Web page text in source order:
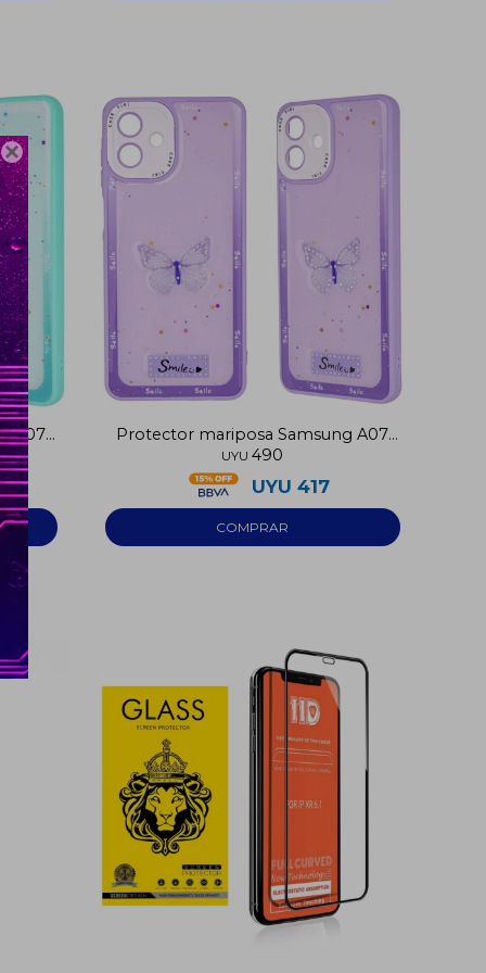

A07
Protector mariposa Samsung A07
violeta
UYU 490
UYU 417